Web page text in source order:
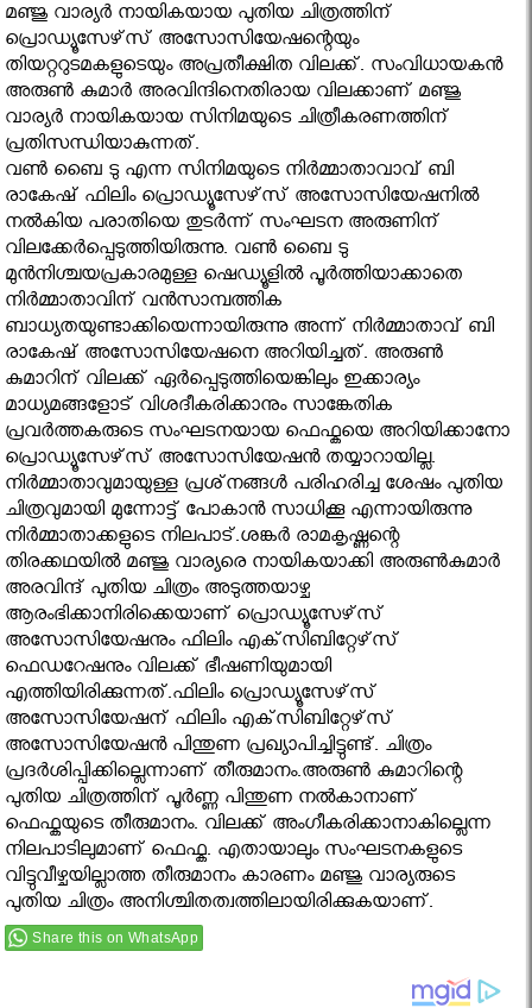
മഞ്ജു വാര്യര്‍ നായികയായ പുതിയ ചിത്രത്തിന്
പ്രൊഡ്യൂസേഴ്‌സ് അസോസിയേഷന്റെയും
തിയറ്ററുടമകളുടെയും അപ്രതീക്ഷിത വിലക്ക്. സംവിധായകന്‍
അരുണ്‍ കുമാര്‍ അരവിന്ദിനെതിരായ വിലക്കാണ് മഞ്ജു
വാര്യര്‍ നായികയായ സിനിമയുടെ ചിത്രീകരണത്തിന്
പ്രതിസന്ധിയാകുന്നത്.
വണ്‍ ബൈ ടു എന്ന സിനിമയുടെ നിര്‍മ്മാതാവാവ് ബി
രാകേഷ് ഫിലിം പ്രൊഡ്യൂസേഴ്‌സ് അസോസിയേഷനില്‍
നല്‍കിയ പരാതിയെ തുടര്‍ന്ന് സംഘടന അരുണിന്
വിലക്കേര്‍പ്പെടുത്തിയിരുന്നു. വണ്‍ ബൈ ടു
മുന്‍നിശ്ചയപ്രകാരമുള്ള ഷെഡ്യൂളില്‍ പൂര്‍ത്തിയാക്കാതെ
നിര്‍മ്മാതാവിന് വന്‍സാമ്പത്തിക
ബാധ്യതയുണ്ടാക്കിയെന്നായിരുന്നു അന്ന് നിര്‍മ്മാതാവ് ബി
രാകേഷ് അസോസിയേഷനെ അറിയിച്ചത്. അരുണ്‍
കുമാറിന് വിലക്ക് ഏര്‍പ്പെടുത്തിയെങ്കിലും ഇക്കാര്യം
മാധ്യമങ്ങളോട് വിശദീകരിക്കാനും സാങ്കേതിക
പ്രവര്‍ത്തകരുടെ സംഘടനയായ ഫെഫ്കയെ അറിയിക്കാനോ
പ്രൊഡ്യൂസേഴ്‌സ് അസോസിയേഷന്‍ തയ്യാറായില്ല.
നിര്‍മ്മാതാവുമായുള്ള പ്രശ്‌നങ്ങള്‍ പരിഹരിച്ച ശേഷം പുതിയ
ചിത്രവുമായി മുന്നോട്ട് പോകാന്‍ സാധിക്കൂ എന്നായിരുന്നു
നിര്‍മ്മാതാക്കളുടെ നിലപാട്.ശങ്കര്‍ രാമകൃഷ്ണന്റെ
തിരക്കഥയില്‍ മഞ്ജു വാര്യരെ നായികയാക്കി അരുണ്‍കുമാര്‍
അരവിന്ദ് പുതിയ ചിത്രം അടുത്തയാഴ്ച
ആരംഭിക്കാനിരിക്കെയാണ് പ്രൊഡ്യൂസേഴ്‌സ്
അസോസിയേഷനും ഫിലിം എക്‌സിബിറ്റേഴ്‌സ്
ഫെഡറേഷനും വിലക്ക് ഭീഷണിയുമായി
എത്തിയിരിക്കുന്നത്.ഫിലിം പ്രൊഡ്യൂസേഴ്‌സ്
അസോസിയേഷന് ഫിലിം എക്‌സിബിറ്റേഴ്‌സ്
അസോസിയേഷന്‍ പിന്തുണ പ്രഖ്യാപിച്ചിട്ടുണ്ട്. ചിത്രം
പ്രദര്‍ശിപ്പിക്കില്ലെന്നാണ് തീരുമാനം.അരുണ്‍ കുമാറിന്റെ
പുതിയ ചിത്രത്തിന് പൂര്‍ണ്ണ പിന്തുണ നല്‍കാനാണ്
ഫെഫ്കയുടെ തീരുമാനം. വിലക്ക് അംഗീകരിക്കാനാകില്ലെന്ന
നിലപാടിലുമാണ് ഫെഫ്ക. എതായാലും സംഘടനകളുടെ
വിട്ടുവീഴ്ചയില്ലാത്ത തീരുമാനം കാരണം മഞ്ജു വാര്യരുടെ
പുതിയ ചിത്രം അനിശ്ചിതത്വത്തിലായിരിക്കുകയാണ്.
Share this on WhatsApp